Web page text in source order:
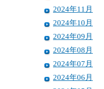
2024年11月
2024年10月
2024年09月
2024年08月
2024年07月
2024年06月